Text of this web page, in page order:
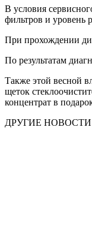
В условия
фильтров и уровень
При прохождении
По результатам
Также этой весной
щеток
концентрат в
ДРУГИЕ НОВОСТИ